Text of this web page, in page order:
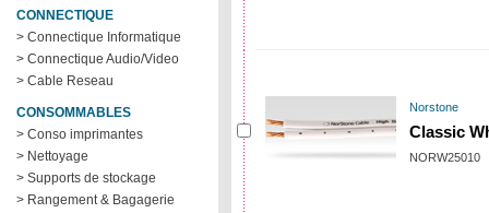
CONNECTIQUE
> Connectique Informatique
> Connectique Audio/Video
> Cable Reseau
CONSOMMABLES
> Conso imprimantes
> Nettoyage
> Supports de stockage
> Rangement & Bagagerie
Norstone
Classic
NORW25010